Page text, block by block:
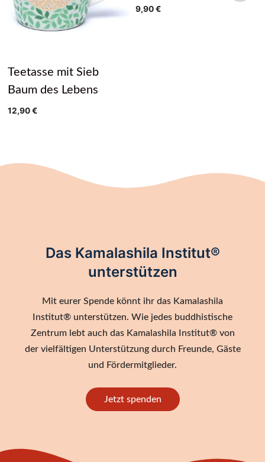
Teetasse mit Sieb
Baum des Lebens
12,90€
9,90€
Das Kamalashila Institut®
unterstützen
Mit eurer Spende könnt ihr das Kamalashila
Institut® unterstützen. Wie jedes buddhistische
Zentrum lebt auch das Kamalashila Institut® von
der vielfältigen Unterstützung durch Freunde, Gäste
und Fördermitglieder.
Jetzt spenden